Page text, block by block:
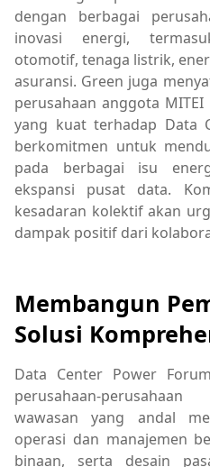
dengan berbagai
inovasi energi,
otomotif, tenaga listrik,
asuransi. Green juga
perusahaan anggota
yang kuat terhadap Data
berkomitmen untuk
pada berbagai isu
ekspansi pusat data.
kesadaran kolektif akan
dampak positif dari
Membangun
Solusi
Data Center Power
perusahaan-
wawasan yang andal
operasi dan manajemen
binaan, serta desain